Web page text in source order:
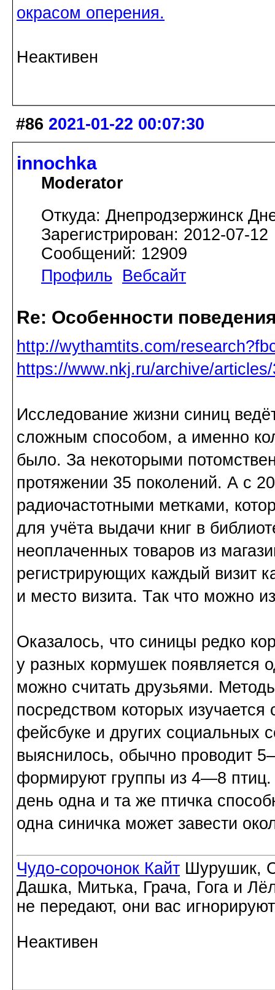
окрасом оперения.
Неактивен
#86 2021-01-22 00:07:30
innochka
Moderator
Откуда: Днепродзержинск
Зарегистрирован: 2012-07-12
Сообщений: 12909
Профиль
Вебсайт
Re: Особенности
http://wythamtits.com/
https://www.nkj.ru/archive/
Исследование жизни синиц
сложным способом, а именно
было. За некоторыми
протяжении 35 поколений. А с
радиочастотными метками,
для учёта выдачи книг в
неоплаченных товаров из
регистрирующих каждый визит
и место визита. Так что можно
Оказалось, что синицы редко
у разных кормушек появляется
можно считать друзьями.
посредством которых изучается
фейсбуке и других социальных
выяснилось, обычно проводит
формируют группы из 4—8 птиц.
день одна и та же птичка
одна синичка может завести
Чудо-сорочонок Кайт Шурушик,
Дашка, Митька, Грача, Гога и
не передают, они вас игнорируют
Неактивен